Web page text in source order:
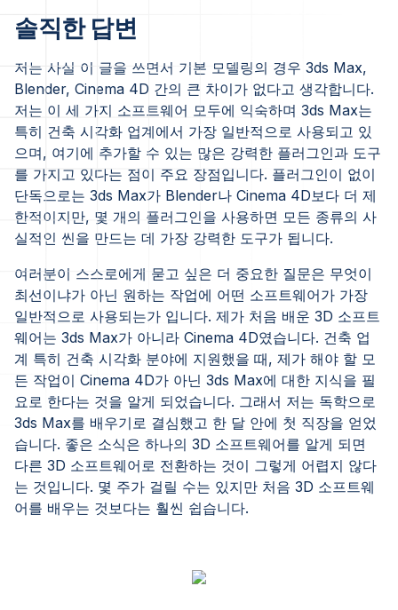
솔직한 답변
저는 사실 이 글을 쓰면서 기본 모델링의 경우 3ds Max,
Blender, Cinema 4D 간의 큰 차이가 없다고 생각합니다.
저는 이 세 가지 소프트웨어 모두에 익숙하며 3ds Max는
특히 건축 시각화 업계에서 가장 일반적으로 사용되고 있
으며, 여기에 추가할 수 있는 많은 강력한 플러그인과 도구
를 가지고 있다는 점이 주요 장점입니다. 플러그인이 없이
단독으로는 3ds Max가 Blender나 Cinema 4D보다 더 제
한적이지만, 몇 개의 플러그인을 사용하면 모든 종류의 사
실적인 씬을 만드는 데 가장 강력한 도구가 됩니다.
여러분이 스스로에게 묻고 싶은 더 중요한 질문은 무엇이
최선이냐가 아닌 원하는 작업에 어떤 소프트웨어가 가장
일반적으로 사용되는가 입니다. 제가 처음 배운 3D 소프트
웨어는 3ds Max가 아니라 Cinema 4D였습니다. 건축 업
계 특히 건축 시각화 분야에 지원했을 때, 제가 해야 할 모
든 작업이 Cinema 4D가 아닌 3ds Max에 대한 지식을 필
요로 한다는 것을 알게 되었습니다. 그래서 저는 독학으로
3ds Max를 배우기로 결심했고 한 달 안에 첫 직장을 얻었
습니다. 좋은 소식은 하나의 3D 소프트웨어를 알게 되면
다른 3D 소프트웨어로 전환하는 것이 그렇게 어렵지 않다
는 것입니다. 몇 주가 걸릴 수는 있지만 처음 3D 소프트웨
어를 배우는 것보다는 훨씬 쉽습니다.